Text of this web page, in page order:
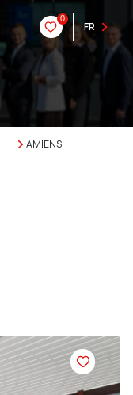
0
FR
AMIENS